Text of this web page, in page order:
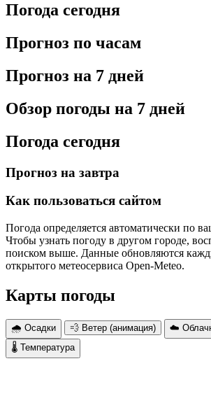
Погода сегодня
Прогноз по часам
Прогноз на 7 дней
Обзор погоды на 7 дней
Погода сегодня
Прогноз на завтра
Как пользоваться сайтом
Погода определяется автоматически по
Чтобы узнать погоду в другом городе,
поиском выше. Данные обновляются
открытого метеосервиса Open-Meteo.
Карты погоды
🌧 Осадки 💨 Ветер (анимация)
☁️
🌡 Температура